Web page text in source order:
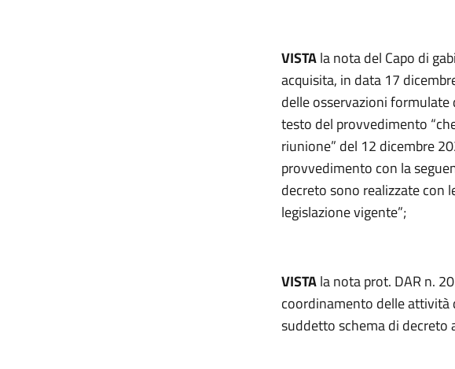
VISTAla nota del Capo di
acquisita, in data 17
delle osservazioni
testo del provvedimento
riunione” del 12 dicembre
provvedimento con la
decreto sono realizzate con
legislazione vigente”;
VISTAla nota prot. DAR n.
coordinamento delle attività
suddetto schema di decreto